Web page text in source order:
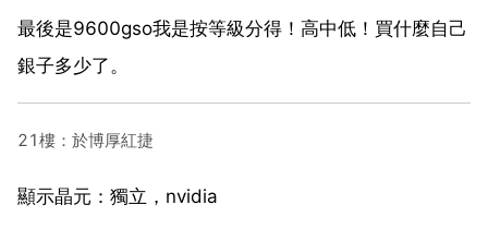
最後是9600gso我是按等級分得！高中低！買什麼自己
銀子多少了。
21樓：於博厚紅捷
顯示晶元：獨立，nvidia